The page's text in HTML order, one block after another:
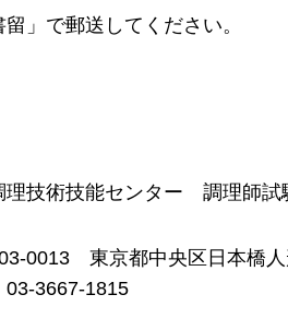
留」で郵送してください。
理技術技能センター 調理師試
0013 東京都中央区日本橋
03-3667-1815